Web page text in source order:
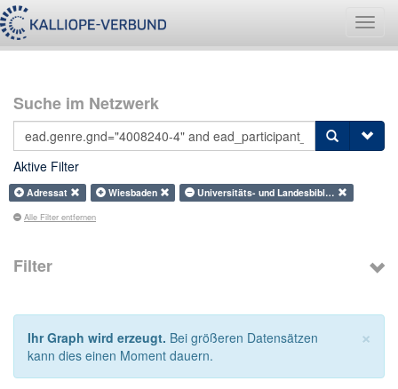
Suche im Netzwerk
Aktive Filter
Adressat Wiesbaden Universitäts- und Landesbibl…
Alle Filter entfernen
Filter
×
Ihr Graph wird erzeugt. Bei größeren Datensätzen
kann dies einen Moment dauern.